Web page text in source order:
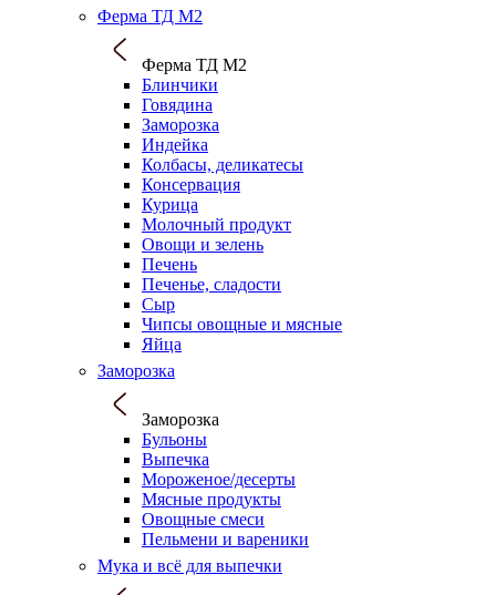
Ферма ТД М2
Ферма ТД М2
Блинчики
Говядина
Заморозка
Индейка
Колбасы, деликатесы
Консервация
Курица
Молочный продукт
Овощи и зелень
Печень
Печенье, сладости
Сыр
Чипсы овощные и мясные
Яйца
Заморозка
Заморозка
Бульоны
Выпечка
Мороженое/десерты
Мясные продукты
Овощные смеси
Пельмени и вареники
Мука и всё для выпечки